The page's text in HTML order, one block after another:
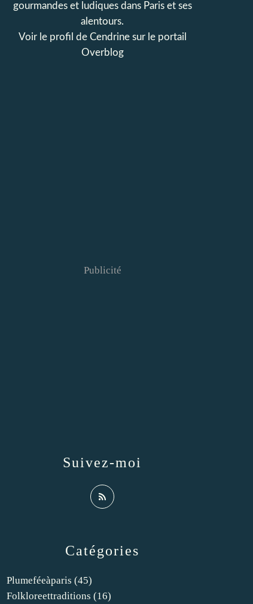
Catégories
Plumeféeàparis (45)
Folkloreettraditions (16)
gourmandes et ludiques dans Paris et ses
alentours.
Voir le profil de Cendrinesur le portail
Overblog
Suivez-moi
Publicité